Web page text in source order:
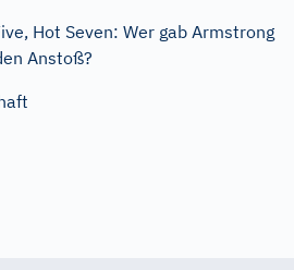
Hot Seven: Wer gab Armstrong
Anstoß?